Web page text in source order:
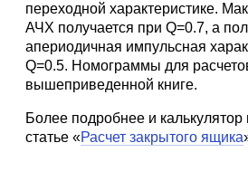
переходной характеристике.
АЧХ получается при Q=0.7, а
апериодичная импульсная
Q=0.5. Hомограммы для
вышеприведенной книге.
Более подробнее и
статье «Расчет закрытого ящика